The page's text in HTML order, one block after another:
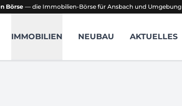
Börse — die Immobilien-Börse für Ansbach und Umgebung
Börse
IMMOBILIEN NEUBAU AKTUELLES